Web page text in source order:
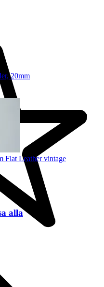
20mm
Flat Leather vintage
alla